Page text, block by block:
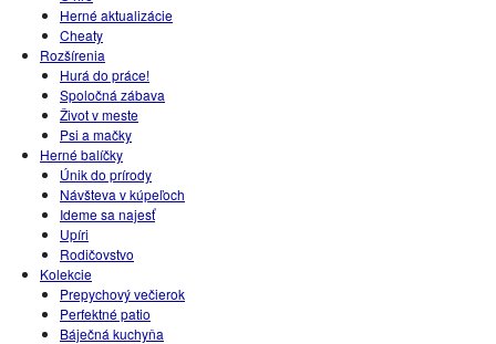
Herné aktualizácie
Cheaty
Rozšírenia
Hurá do práce!
Spoločná zábava
Život v meste
Psi a mačky
Herné balíčky
Únik do prírody
Návšteva v kúpeľoch
Ideme sa najesť
Upíri
Rodičovstvo
Kolekcie
Prepychový večierok
Perfektné patio
Báječná kuchyňa